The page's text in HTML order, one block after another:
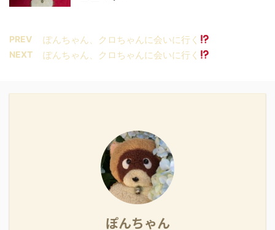
PREV ぽんちゃん、クロちゃんに会いに行く
NEXT ぽんちゃん、クロちゃんに会いに行く
ぽんちゃん